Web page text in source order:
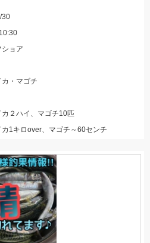
30
ョア
カ・マゴチ
カ２ハイ、マゴチ10匹
カ1キロover、マゴチ～60センチ